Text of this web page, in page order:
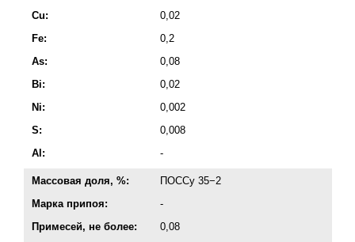
Cu:
0,02
Fe:
0,2
As:
0,08
Bi:
0,02
Ni:
0,002
S:
0,008
Al:
-
Массовая доля, %:
ПОССу 35−2
Марка припоя:
-
Примесей, не более:
0,08